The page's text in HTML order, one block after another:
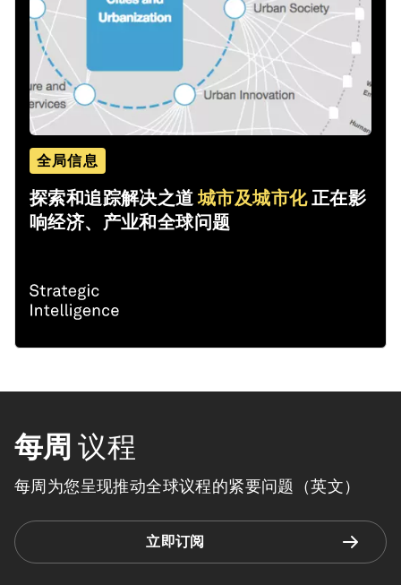
全局信息
探索和追踪解决之道城市及城市化正在影
响经济、产业和全球问题
每周 议程
每周为您呈现推动全球议程的紧要问题（英文）
立即订阅